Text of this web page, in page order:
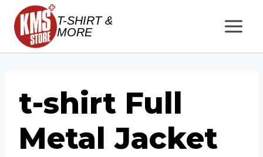
Salta
contenuto
T-SHIRT &
MORE
t-shirt Full
Metal Jacket